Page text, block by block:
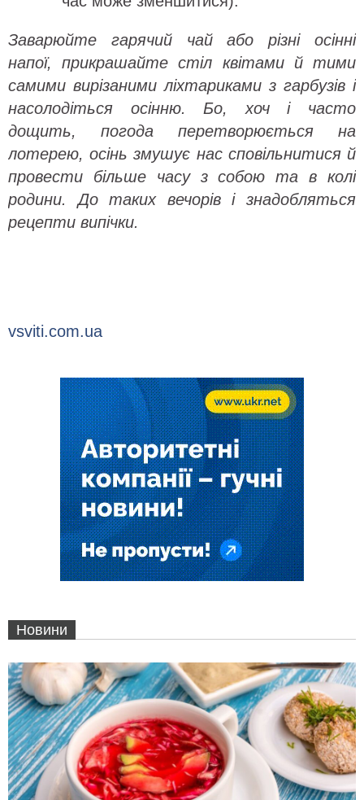
Заварюйте гарячий чай або різні осінні
напої, прикрашайте стіл квітами й тими
самими вирізаними ліхтариками з гарбузів і
насолодіться осінню. Бо, хоч і часто
дощить, погода перетворюється на
лотерею, осінь змушує нас сповільнитися й
провести більше часу з собою та в колі
родини. До таких вечорів і знадобляться
рецепти випічки.
vsviti.com.ua
Новини